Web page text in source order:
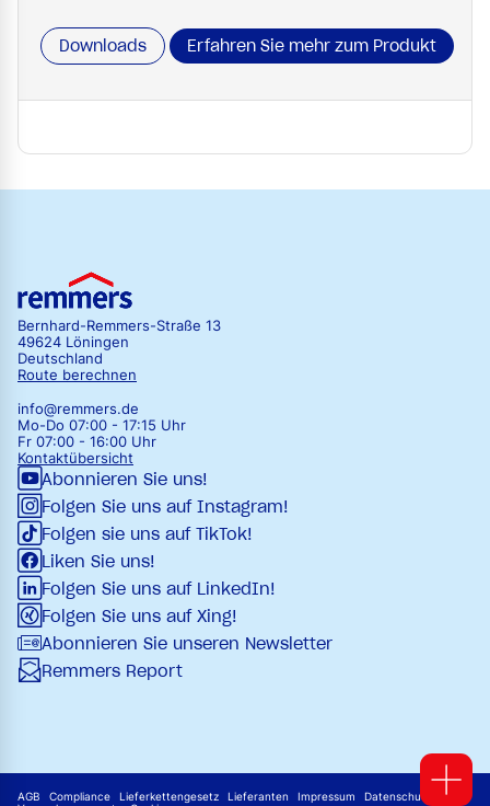
Downloads Erfahren Sie mehr zum Produkt
Bernhard-Remmers-Straße 13
49624 Löningen
Deutschland
Route berechnen
info@remmers.de
Mo-Do 07:00 - 17:15 Uhr
Fr 07:00 - 16:00 Uhr
Kontaktübersicht
Abonnieren Sie uns!
Folgen Sie uns auf Instagram!
Folgen sie uns auf TikTok!
Liken Sie uns!
Folgen Sie uns auf LinkedIn!
Folgen Sie uns auf Xing!
Abonnieren Sie unseren Newsletter
Remmers Report
AGB Compliance Lieferkettengesetz Lieferanten Impressum
Datenschutz